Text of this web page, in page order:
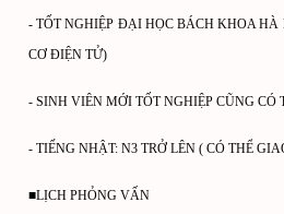
- TỐT NGHIỆP ĐẠI HỌC BÁCH KHOA
CƠ ĐIỆN TỬ)
- SINH VIÊN MỚI TỐT NGHIỆP CŨNG CÓ
- TIẾNG NHẬT: N3 TRỞ LÊN ( CÓ THỂ
■LỊCH PHỎNG VẤN